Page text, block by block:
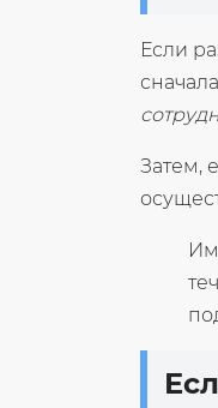
Если
Затем,